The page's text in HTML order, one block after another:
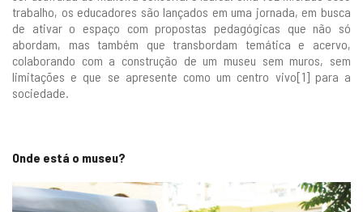
trabalho, os educadores são lançados em uma jornada, em busca
de ativar o espaço com propostas pedagógicas que não só
abordam, mas também que transbordam temática e acervo,
colaborando com a construção de um museu sem muros, sem
limitações e que se apresente como um centro vivo[1] para a
sociedade.
Onde está o museu?